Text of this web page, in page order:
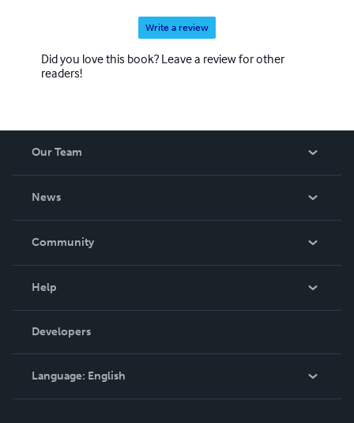
Write a review
Did you love this book? Leave a review for other
readers!
Our Team
News
In The News
Community
Podcast
Help
Order Lookup
Knowledge Base
Contact Support
Developers
Language: English